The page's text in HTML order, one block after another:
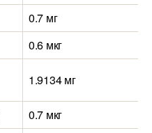
0.7 мг
0.6 мкг
1.9134 мг
0.7 мкг